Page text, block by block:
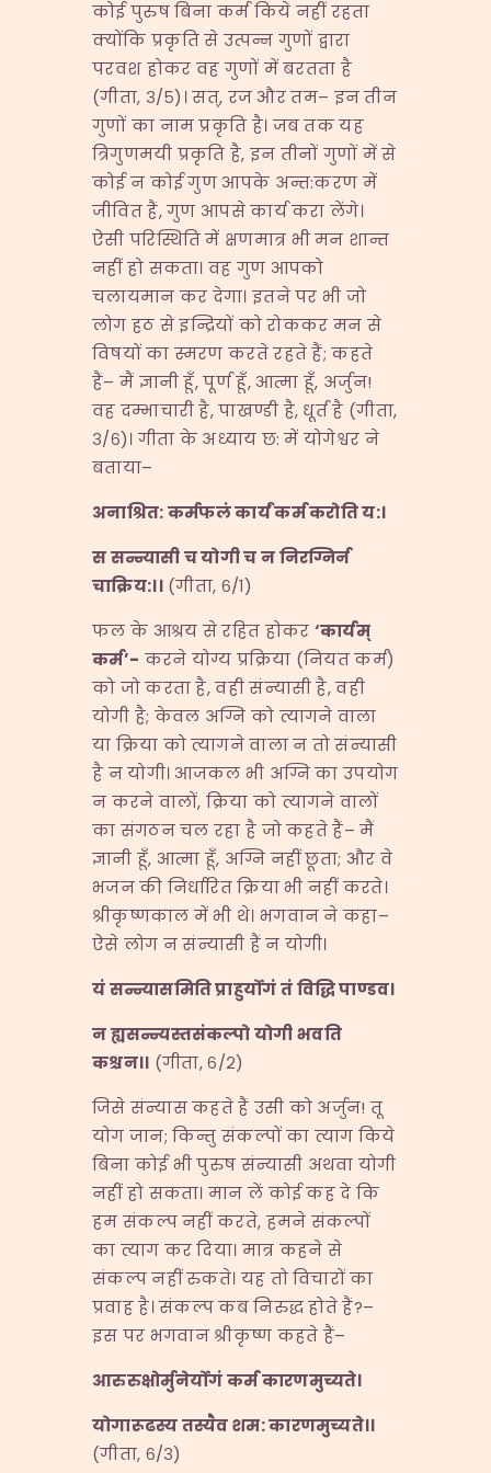
कोई पुरुष बिना कर्म किये नहीं रहता
क्योंकि प्रकृति से उत्पन्न गुणों द्वारा
परवश होकर वह गुणों में बरतता है
(गीता, ३/५)। सत्, रज और तम– इन तीन
गुणों का नाम प्रकृति है। जब तक यह
त्रिगुणमयी प्रकृति है, इन तीनों गुणों में से
कोई न कोई गुण आपके अन्त:करण में
जीवित हैं, गुण आपसे कार्य करा लेंगे।
ऐसी परिस्थिति में क्षणमात्र भी मन शान्त
नहीं हो सकता। वह गुण आपको
चलायमान कर देगा। इतने पर भी जो
लोग हठ से इन्द्रियों को रोककर मन से
विषयों का स्मरण करते रहते हैं; कहते
हैं– मैं ज्ञानी हूँ, पूर्ण हूँ, आत्मा हूँ, अर्जुन!
वह दम्भाचारी है, पाखण्डी है, धूर्त है (गीता,
३/६)। गीता के अध्याय छ: में योगेश्वर ने
बताया–
अनाश्रित:कर्मफलं कार्यं कर्म करोति य:।
स सन्न्यासी च योगी च न निरग्निर्न
चाक्रिय:।।(गीता, ६/१)
फल के आश्रय से रहित होकर ‘कार्यम्
कर्म’- करने योग्य प्रक्रिया (नियत कर्म)
को जो करता है, वही संन्यासी है, वही
योगी है; केवल अग्नि को त्यागने वाला
या क्रिया को त्यागने वाला न तो संन्यासी
है न योगी। आजकल भी अग्नि का उपयोग
न करने वालों, क्रिया को त्यागने वालों
का संगठन चल रहा है जो कहते हैं– मैं
ज्ञानी हूँ, आत्मा हूँ, अग्नि नहीं छूता; और वे
भजन की निर्धारित क्रिया भी नहीं करते।
श्रीकृष्णकाल में भी थे। भगवान ने कहा–
ऐसे लोग न संन्यासी हैं न योगी।
यं सन्न्यासमिति प्राहुर्योगं तं विद्धि पाण्डव।
न ह्यसन्न्यस्तसंकल्पो योगी भवति
कश्चन।। (गीता, ६/२)
जिसे संन्यास कहते हैं उसी को अर्जुन! तू
योग जान; किन्तु संकल्पों का त्याग किये
बिना कोई भी पुरुष संन्यासी अथवा योगी
नहीं हो सकता। मान लें कोई कह दे कि
हम संकल्प नहीं करते, हमने संकल्पों
का त्याग कर दिया। मात्र कहने से
संकल्प नहीं रुकते। यह तो विचारों का
प्रवाह है। संकल्प कब निरुद्ध होते हैं?–
इस पर भगवान श्रीकृष्ण कहते हैं–
आरुरुक्षोर्मुनेर्योगं कर्म कारणमुच्यते।
योगारूढस्य तस्यैव शम:कारणमुच्यते।।
(गीता, ६/३)